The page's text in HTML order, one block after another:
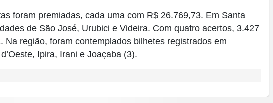
foram premiadas, cada uma com R$ 26.769,73. Em Santa
de São José, Urubici e Videira. Com quatro acertos, 3.427
Na região, foram contemplados bilhetes registrados em
Ipira, Irani e Joaçaba (3).